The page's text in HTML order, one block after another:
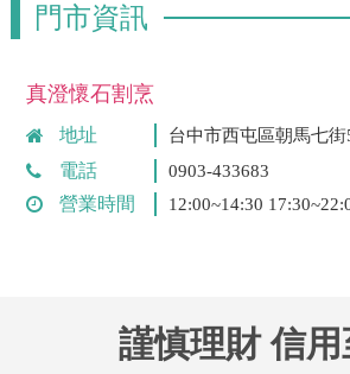
門市資訊
真澄懷石割烹
地址 台中市西屯區朝馬七街
電話 0903-433683
營業時間 12:00~14:30
謹慎理財 信